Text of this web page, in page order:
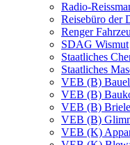
Radio-
Reisebüro der
Renger
SDAG Wismut
Staatliches
Staatliches
VEB (B)
VEB (B)
VEB (B)
VEB (B)
VEB (K)